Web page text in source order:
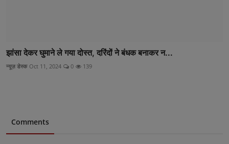
झांसा देकर घुमाने ले गया दोस्त, दरिंदों ने बंधक बनाकर न...
न्यूज़ डेस्क Oct 11, 2024 0 139
Comments